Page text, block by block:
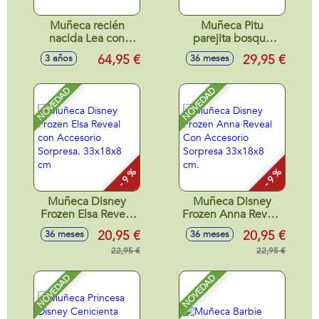
Muñeca recién
nacida Lea con
bolso portabebé
de borreguillo 42
3 años 64,95 €
Muñeca Pitu
parejita bosque
niña 26 cm con
capota,peto y cojin
Vinilo
36 meses 29,95 €
NOVEDAD
- 9 %
Muñeca Disney
Frozen Elsa Reveal
con Accesorio
Sorpresa. 33x18x8
36 meses 20,95 €
22,95 €
NOVEDAD
- 9 %
Muñeca Disney
Frozen Anna Reveal
Con Accesorio
Sorpresa 33x18x8
36 meses 20,95 €
22,95 €
NOVEDAD NOVEDAD